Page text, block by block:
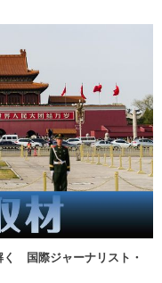
く 国際ジャーナリスト・